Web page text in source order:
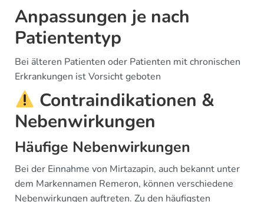
Anpassungen je nach
Patiententyp
Bei älteren Patienten oder Patienten mit chronischen
Erkrankungen ist Vorsicht geboten
Contraindikationen &
Nebenwirkungen
Häufige Nebenwirkungen
Bei der Einnahme von Mirtazapin, auch bekannt unter
dem Markennamen Remeron, können verschiedene
Nebenwirkungen auftreten. Zu den häufigsten